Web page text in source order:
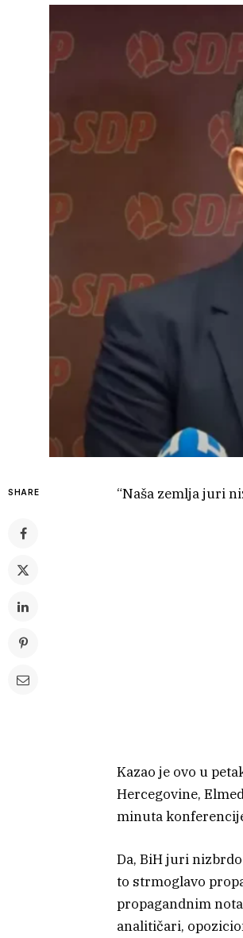
SHARE “Naša zemlja juri
Kazao je ovo u
Hercegovine,
minuta
Da, BiH juri
to strmoglavo
propagandnim
analitičari,